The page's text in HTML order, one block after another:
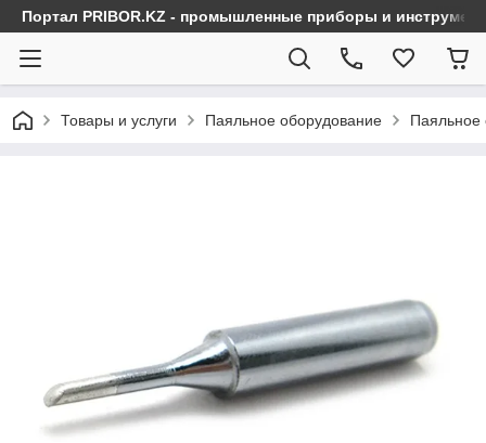
Портал PRIBOR.KZ - промышленные приборы и
Товары и услуги Паяльное оборудование Паяльное